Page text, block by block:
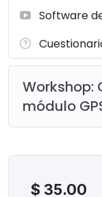
Software
Workshop:
módulo
$ 35.00